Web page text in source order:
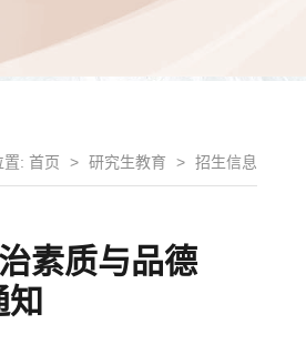
置: 首页 > 研究生教育 > 招生信息
素质与品德